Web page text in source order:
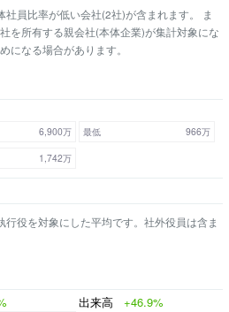
員比率が低い会社(2社)が含まれます。 ま
を所有する親会社(本体企業)が集計対象にな
になる場合があります。
6,900万 最低
966万
1,742万
役を対象にした平均です。社外役員は含ま
出来高 +46.9%